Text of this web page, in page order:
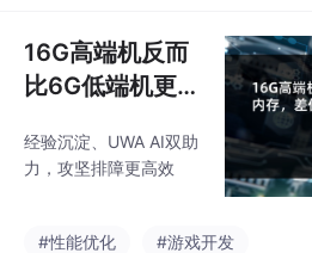
16G高端机反而
比6G低端机更吃
从哪来？
经验沉淀、UWA AI双助
力，攻坚排障更高效
#性能优化 #游戏开发